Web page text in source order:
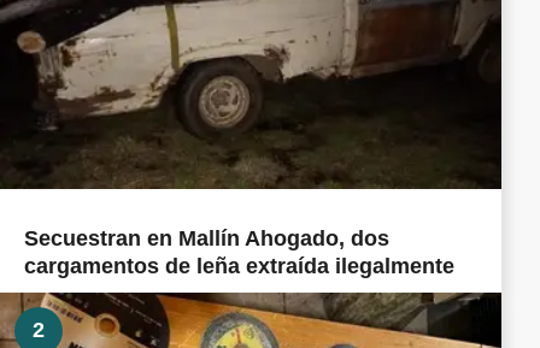
Secuestran en Mallín Ahogado, dos
cargamentos de leña extraída ilegalmente
2